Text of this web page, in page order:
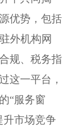
优势，包括
外机构网
规、税务指
这一平台，
“服务窗
升市场竞争